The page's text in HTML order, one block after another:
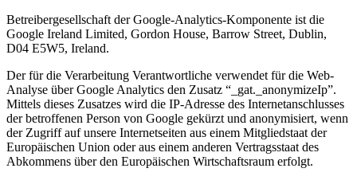
Betreibergesellschaft der Google-Analytics-Komponente ist die
Google Ireland Limited, Gordon House, Barrow Street, Dublin,
D04 E5W5, Ireland.
Der für die Verarbeitung Verantwortliche verwendet für die Web-
Analyse über Google Analytics den Zusatz “_gat._anonymizeIp”.
Mittels dieses Zusatzes wird die IP-Adresse des Internetanschlusses
der betroffenen Person von Google gekürzt und anonymisiert, wenn
der Zugriff auf unsere Internetseiten aus einem Mitgliedstaat der
Europäischen Union oder aus einem anderen Vertragsstaat des
Abkommens über den Europäischen Wirtschaftsraum erfolgt.